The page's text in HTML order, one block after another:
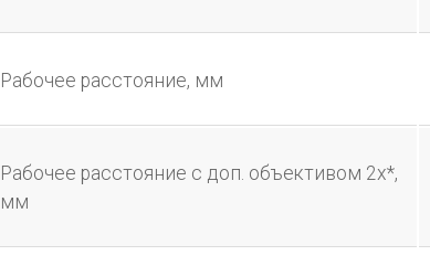
Рабочее расстояние, мм
Рабочее расстояние с доп. объективом 2х*,
мм